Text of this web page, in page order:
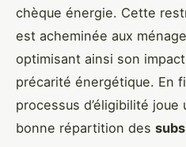
chèque énergie. Cette
est acheminée aux
optimisant ainsi son
précarité énergétique. En
processus d’éligibilité joue
bonne répartition des